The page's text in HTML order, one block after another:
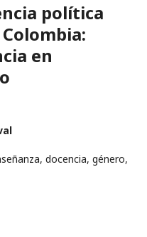
política
en
docencia, género,